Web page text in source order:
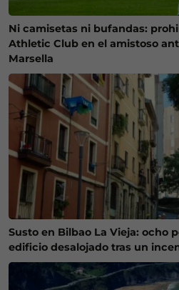
Ni camisetas ni bufandas:
Athletic Club en el amistoso
Marsella
Susto en Bilbao La Vieja: ocho
edificio desalojado tras un